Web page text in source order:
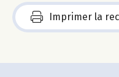
Imprimer la